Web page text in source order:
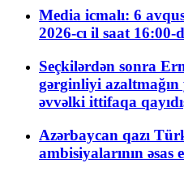
Media icmalı: 6
2026-cı il saat 16:00-
Seçkilərdən sonra
gərginliyi azaltmağın
əvvəlki ittifaqa
Azərbaycan qazı
ambisiyalarının əsas